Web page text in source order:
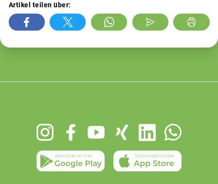
Artikel teilen über: